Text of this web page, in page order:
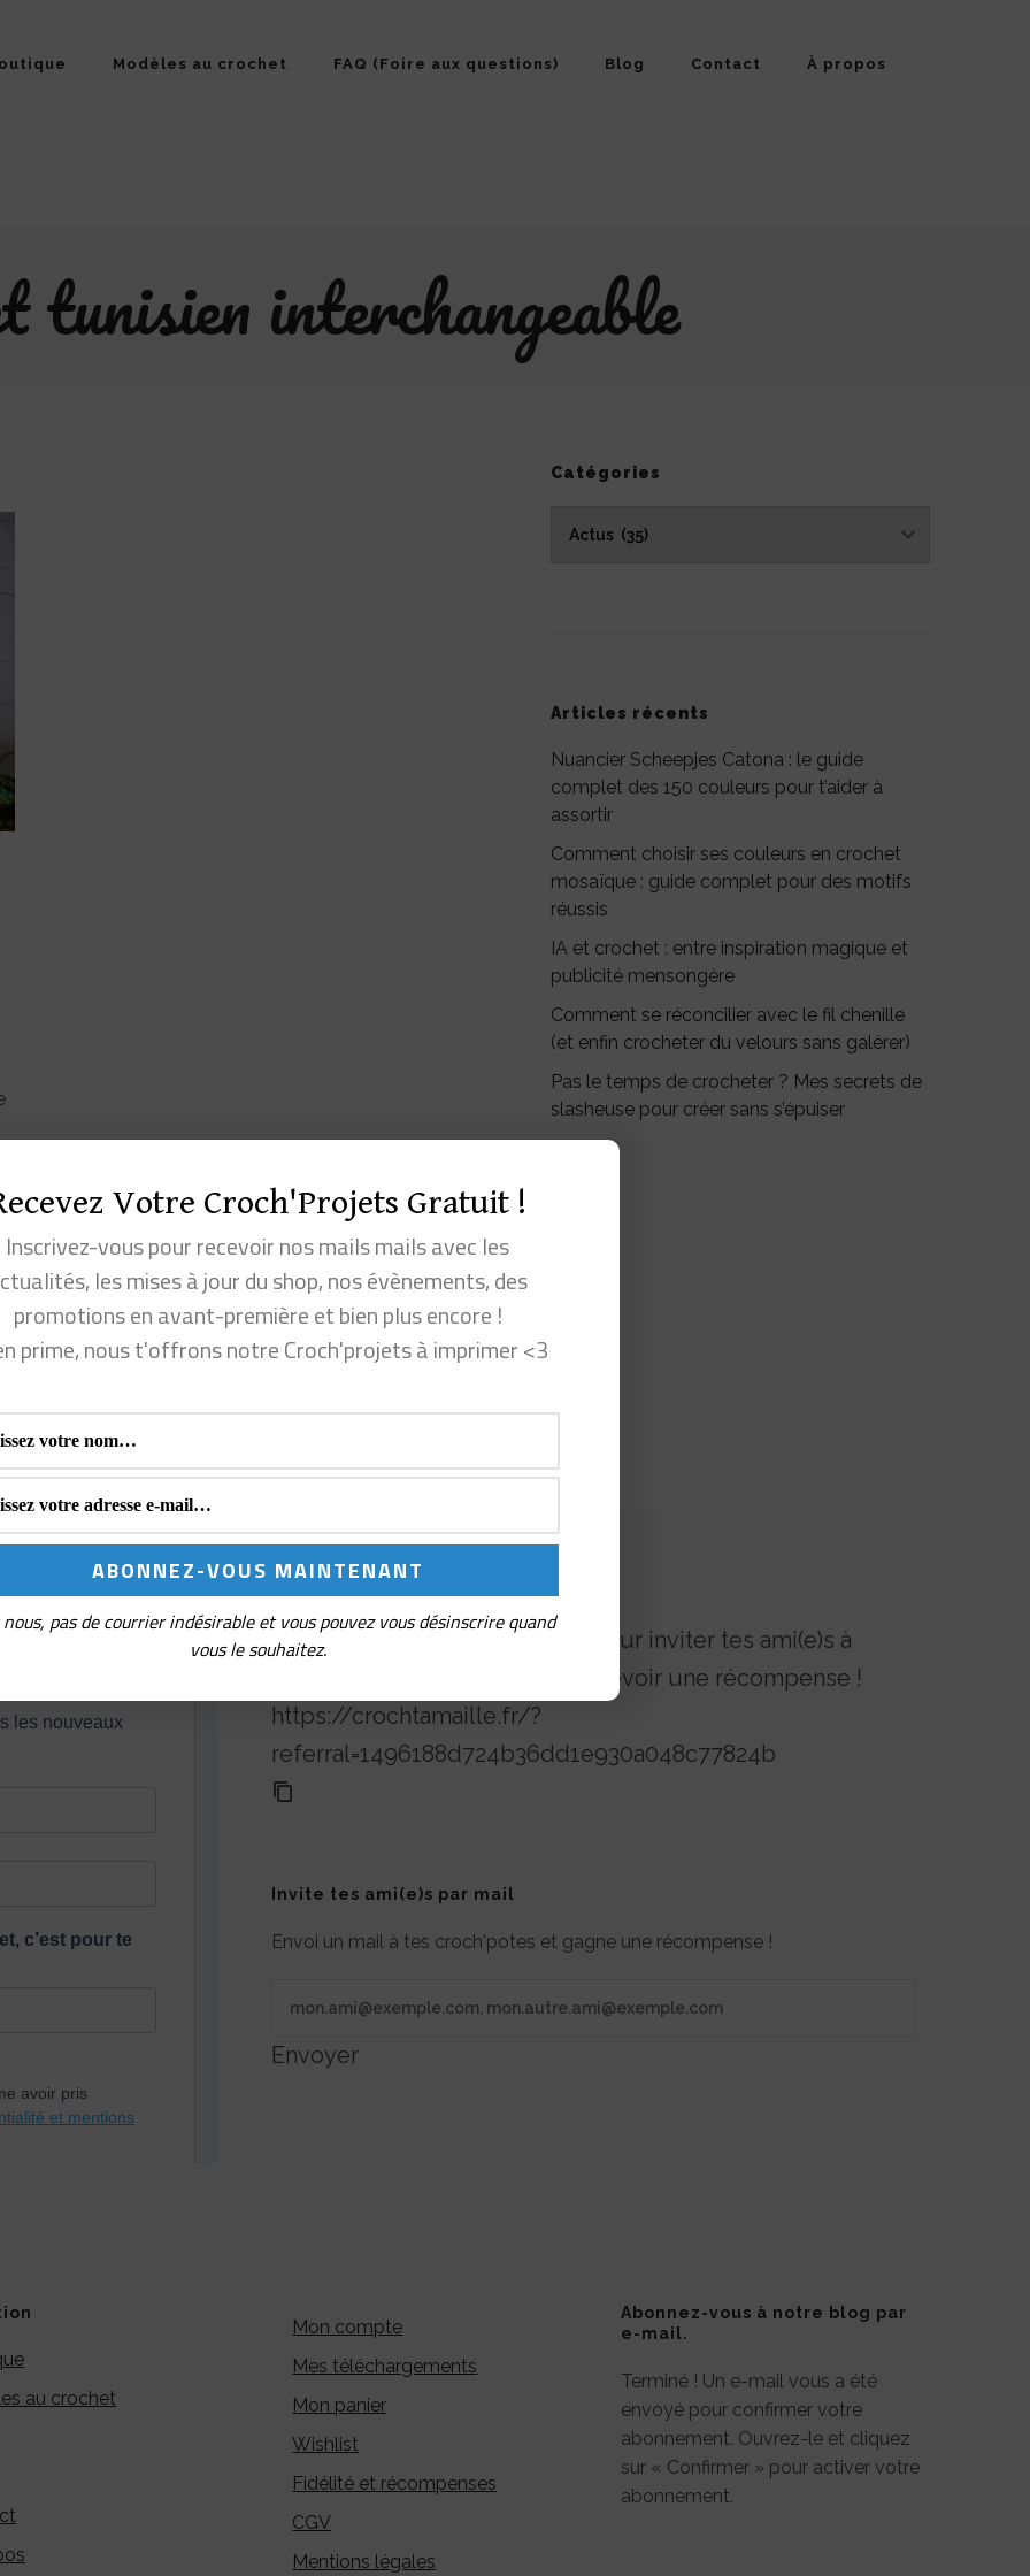
Modèles au crochet FAQ (Foire aux questions) Blog Contact À propos
tunisien interchangeable
Catégories
Catégories
Articles récents
Nuancier Scheepjes Catona : le guide
complet des 150 couleurs pour t’aider à
assortir
Comment choisir ses couleurs en crochet
mosaïque : guide complet pour des motifs
réussis
IA et crochet : entre inspiration magique et
publicité mensongère
Comment se réconcilier avec le fil chenille
(et enfin crocheter du velours sans galérer)
Pas le temps de crocheter ? Mes secrets de
slasheuse pour créer sans s’épuiser
Partage ton lien de référence pour inviter tes ami(e)s à
découvrir Croch'ta maille et recevoir une récompense !
https://crochtamaille.fr/?
referral=1496188d724b36dd1e930a048c77824b
Invite tes ami(e)s par mail
Envoi un mail à tes croch'potes et gagne une récompense !
Envoyer
au crochet
Mon compte
Mes téléchargements
Mon panier
Wishlist
Fidélité et récompenses
CGV
Mentions légales
Abonnez-vous à notre blog par
e-mail.
Terminé ! Un e-mail vous a été
envoyé pour confirmer votre
abonnement. Ouvrez-le et cliquez
sur « Confirmer » pour activer votre
abonnement.
Votre Croch'Projets Gratuit !
Inscrivez-vous pour recevoir nos mails mails avec les
les mises à jour du shop, nos évènements, des
promotions en avant-première et bien plus encore !
prime, nous t'offrons notre Croch'projets à imprimer <3
pas de courrier indésirable et vous pouvez vous désinscrire quand
vous le souhaitez.